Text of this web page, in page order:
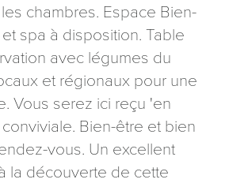
chambres. Espace Bien-
spa à disposition. Table
avec légumes du
et régionaux pour une
Vous serez ici reçu 'en
Bien-être et bien
vous. Un excellent
la découverte de cette